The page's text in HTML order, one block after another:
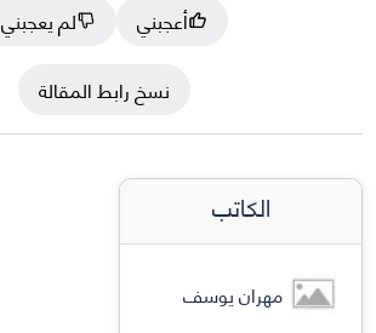
أعجبني
لم يعجبني
نسخ رابط المقالة
الكاتب
مهران يوسف